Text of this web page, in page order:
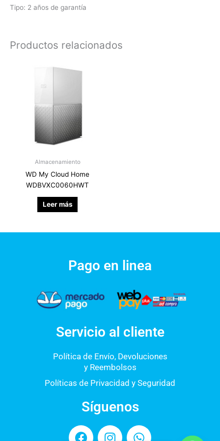
Tipo: 2 años de garantía
Productos relacionados
Almacenamiento
WD My Cloud Home
WDBVXC0060HWT
Leer más
Pago en linea
Servicio al cliente
Política de Envío, Devoluciones
y Reembolsos
Políticas de Privacidad y Seguridad
Síguenos
F
I
W